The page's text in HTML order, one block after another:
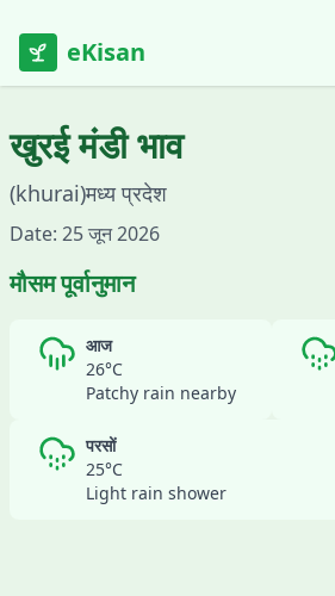
eKisan
खुरईमंडी भाव
(khurai)मध्य प्रदेश
Date: 25 जून 2026
मौसम पूर्वानुमान
आज
26°C
Patchy rain nearby
परसों
25°C
Light rain shower